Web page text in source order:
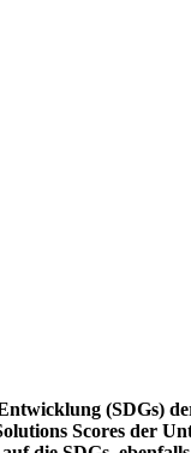
(SDGs)
Scores der